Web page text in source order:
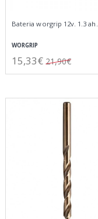
Bateria worgrip 12v. 1.3 ah.
WORGRIP
15,33€ 21,90€